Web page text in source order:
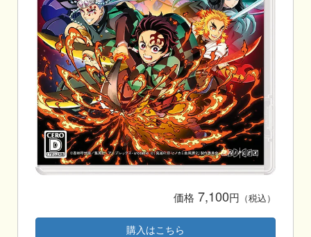
価格 7,100円 （税込）
購入はこちら